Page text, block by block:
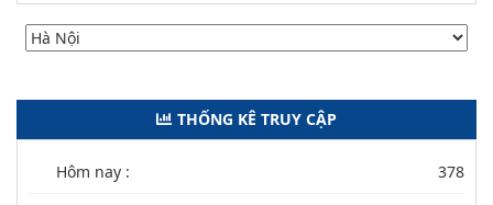
THỐNG KÊ TRUY CẬP
Hôm nay : 378